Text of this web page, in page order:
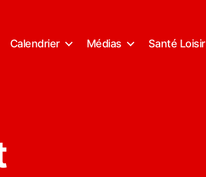
Calendrier Médias Santé Loisir